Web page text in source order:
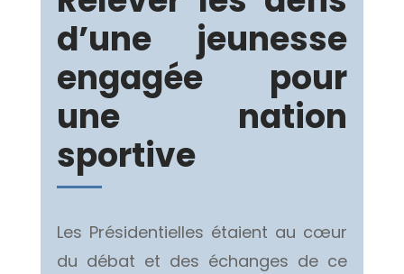
d’une jeunesse
engagée pour
une nation
sportive
Les Présidentielles étaient au cœur
du débat et des échanges de ce